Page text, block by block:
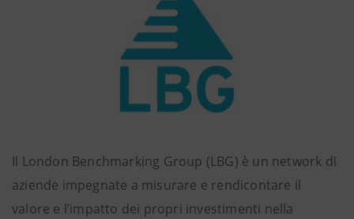
Il London Benchmarking Group (LBG) è un network di
aziende impegnate a misurare e rendicontare il
valore e l’impatto dei propri investimenti nella